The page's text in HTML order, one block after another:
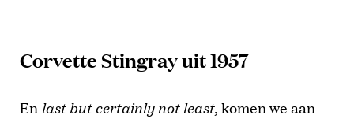
Corvette Stingray uit 1957
En last but certainly not least, komen we aan